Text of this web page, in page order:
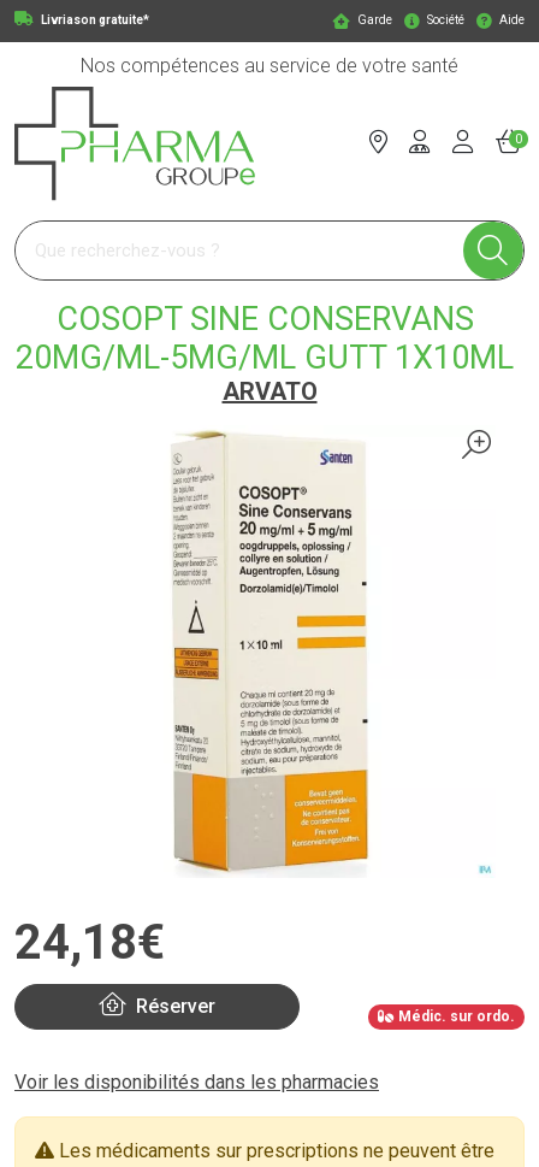
Livriason gratuite* Garde Société Aide
Nos compétences au service de votre santé
Pharmagroupe Votre pharmacie en ligne à votre service
0
COSOPT SINE CONSERVANS
20MG/ML-5MG/ML GUTT 1X10ML
ARVATO
24,18€
Réserver Médic. sur ordo.
Voir les disponibilités dans les pharmacies
Les médicaments sur prescriptions ne peuvent être